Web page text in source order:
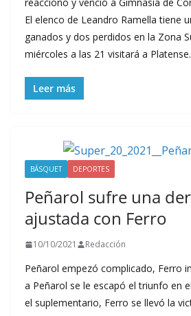
El elenco de Leandro Ramella tiene
ganados y dos perdidos en la Zona
miércoles a las 21 visitará a Platense.
Leer más
BÁSQUET DEPORTES
Peñarol sufre una
ajustada con Ferro
10/10/2021 Redacción
Peñarol empezó complicado, Ferro
a Peñarol se le escapó el triunfo en
el suplementario, Ferro se llevó la